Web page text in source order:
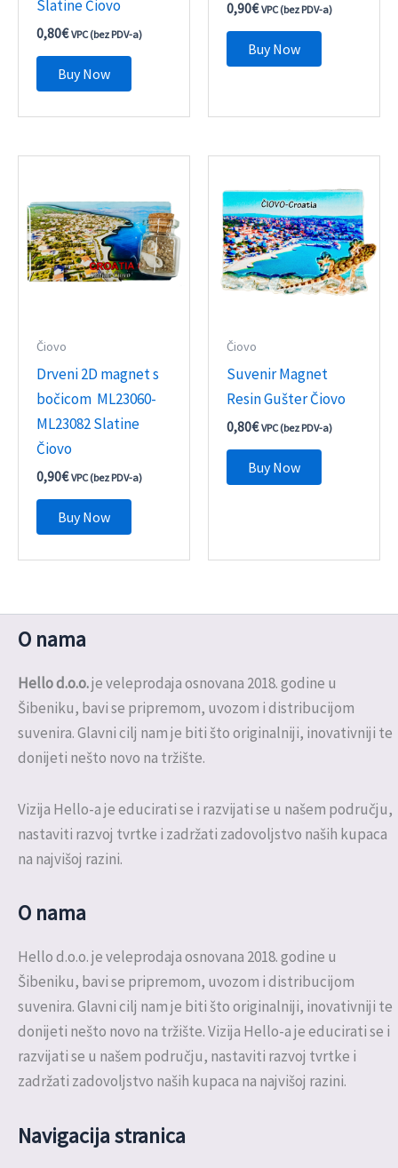
Slatine Čiovo
0,80€ VPC (bez PDV-a)
Buy Now
0,90€ VPC (bez PDV-a)
Buy Now
Čiovo
Drveni 2D magnet s
bočicom ML23060-
ML23082 Slatine
Čiovo
0,90€ VPC (bez PDV-a)
Buy Now
Čiovo
Suvenir Magnet
Resin Gušter Čiovo
0,80€ VPC (bez PDV-a)
Buy Now
O nama
Hello d.o.o.je veleprodaja osnovana 2018. godine u
Šibeniku, bavi se pripremom, uvozom i distribucijom
suvenira. Glavni cilj nam je biti što originalniji, inovativniji te
donijeti nešto novo na tržište.
Vizija Hello-a je educirati se i razvijati se u našem području,
nastaviti razvoj tvrtke i zadržati zadovoljstvo naših kupaca
na najvišoj razini.
O nama
Hello d.o.o. je veleprodaja osnovana 2018. godine u
Šibeniku, bavi se pripremom, uvozom i distribucijom
suvenira. Glavni cilj nam je biti što originalniji, inovativniji te
donijeti nešto novo na tržište. Vizija Hello-a je educirati se i
razvijati se u našem području, nastaviti razvoj tvrtke i
zadržati zadovoljstvo naših kupaca na najvišoj razini.
Navigacija stranica